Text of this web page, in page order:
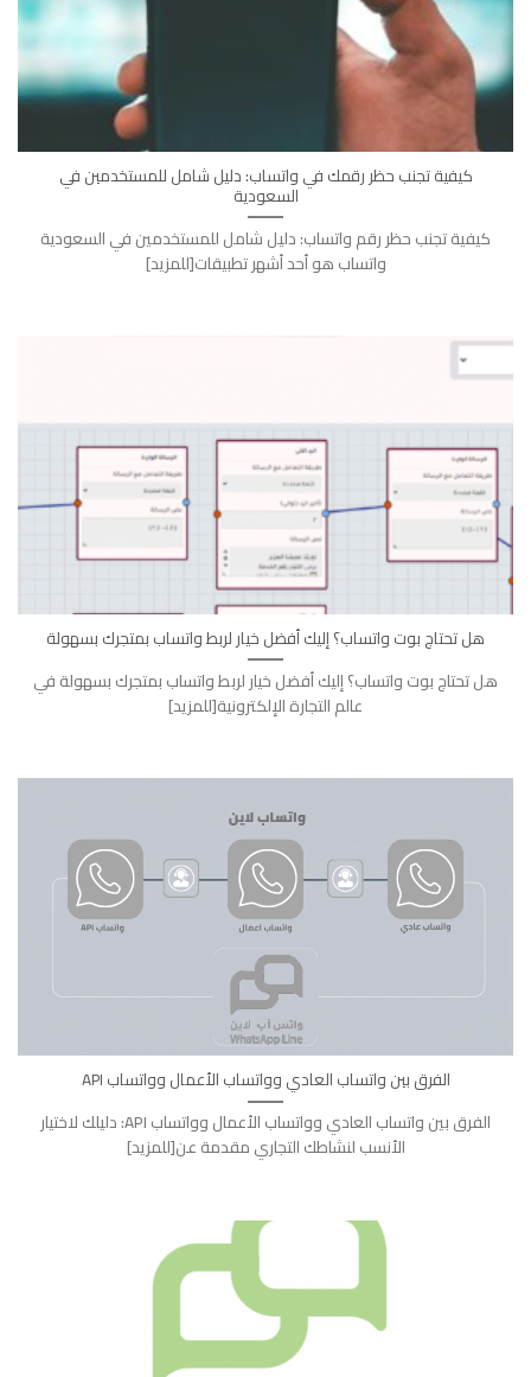
كيفية تجنب حظر رقمك في واتساب: دليل شامل للمستخدمين في
السعودية
كيفية تجنب حظر رقم واتساب: دليل شامل للمستخدمين في السعودية
واتساب هو أحد أشهر تطبيقات[للمزيد]
هل تحتاج بوت واتساب؟ إليك أفضل خيار لربط واتساب بمتجرك بسهولة
هل تحتاج بوت واتساب؟ إليك أفضل خيار لربط واتساب بمتجرك بسهولة في
عالم التجارة الإلكترونية[للمزيد]
الفرق بين واتساب العادي وواتساب الأعمال وواتساب API
الفرق بين واتساب العادي وواتساب الأعمال وواتساب API: دليلك لاختيار
الأنسب لنشاطك التجاري مقدمة عن[للمزيد]